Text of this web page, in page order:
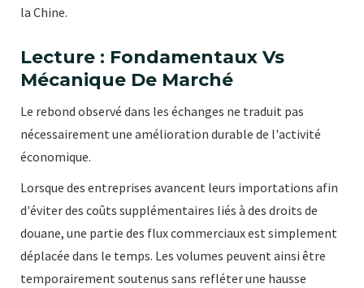
la Chine.
Lecture : Fondamentaux Vs
Mécanique De Marché
Le rebond observé dans les échanges ne traduit pas
nécessairement une amélioration durable de l'activité
économique.
Lorsque des entreprises avancent leurs importations afin
d'éviter des coûts supplémentaires liés à des droits de
douane, une partie des flux commerciaux est simplement
déplacée dans le temps. Les volumes peuvent ainsi être
temporairement soutenus sans refléter une hausse